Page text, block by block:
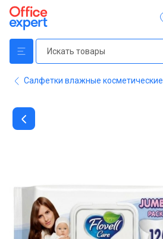
Салфетки влажные косметические